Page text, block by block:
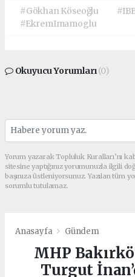
#Gökhan Köseoğlu
#EkremImamoglu
Okuyucu Yorumları(0)
Yorum yazarak Topluluk Kuralları’nı
sitesine yaptığınız yorumunuzla ilgili
başınıza üstleniyorsunuz. Yazılan tüm
sorumlu tutulamaz.
Anasayfa Gündem
MHP
Turgut